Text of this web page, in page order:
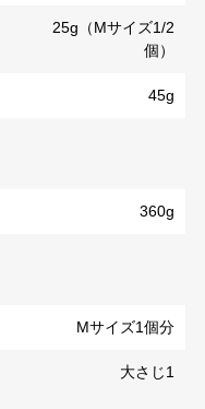
25g（Mサイズ1/2
個）
45g
360g
Mサイズ1個分
大さじ1